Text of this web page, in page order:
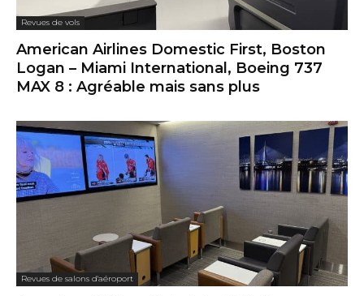
Revues de vols
American Airlines Domestic First, Boston
Logan – Miami International, Boeing 737
MAX 8 : Agréable mais sans plus
Revues de salons d'aéroport